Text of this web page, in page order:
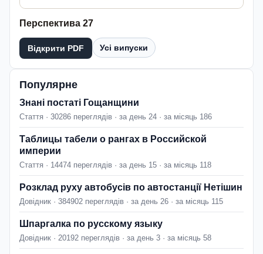
Перспектива 27
Відкрити PDF Усі випуски
Популярне
Знані постаті Гощанщини
Стаття · 30286 переглядів · за день 24 · за місяць 186
Таблицы табели о рангах в Российской
империи
Стаття · 14474 переглядів · за день 15 · за місяць 118
Розклад руху автобусів по автостанції Нетішин
Довідник · 384902 переглядів · за день 26 · за місяць 115
Шпаргалка по русскому языку
Довідник · 20192 переглядів · за день 3 · за місяць 58